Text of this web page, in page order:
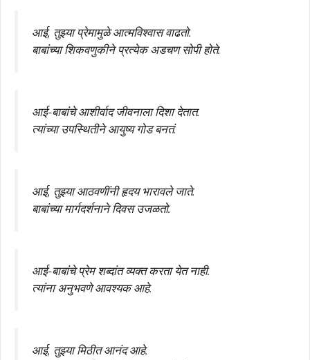
आई, तुझ्या प्रेमामुळे आत्मविश्वास वाढतो.
बाबांच्या शिकवणुकीने प्रत्येक अडचण सोपी होते.
आई-बाबांचे आशीर्वाद जीवनाला दिशा देतात.
त्यांच्या उपस्थितीने आयुष्य गोड बनतं.
आई, तुझ्या आठवणींनी हृदय भारावले जाते.
बाबांच्या मार्गदर्शनाने दिवस उजळतो.
आई-बाबांचे प्रेम शब्दांत व्यक्त करता येत नाही.
त्यांना अनुभवणे आवश्यक आहे.
आई, तुझ्या मिठीत आनंद आहे.